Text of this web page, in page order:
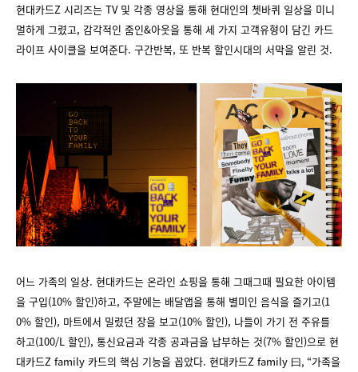
현대카드Z 시리즈는 TV 및 각종 영상을 통해 현대인의 쳇바퀴 일상을 미니
멀하게 그렸고, 감각적인 줌인&아웃을 통해 세 가지 고객유형이 담긴 카드
라이프 사이클을 보여준다. 구간반복, 또 반복 할인시대의 서막을 알린 것.
어느 가족의 일상. 현대카드는 온라인 쇼핑을 통해 그때그때 필요한 아이템
을 구입(10% 할인)하고, 주말에는 배달앱을 통해 별미인 음식을 즐기고(1
0% 할인), 마트에서 밀렸던 장을 보고(10% 할인), 나들이 가기 전 주유를
하고(100/L 할인), 통신요금과 각종 공과금을 납부하는 것(7% 할인)으로 현
대카드Z family 카드의 핵심 기능을 꼽았다. 현대카드Z family 曰, “가족을